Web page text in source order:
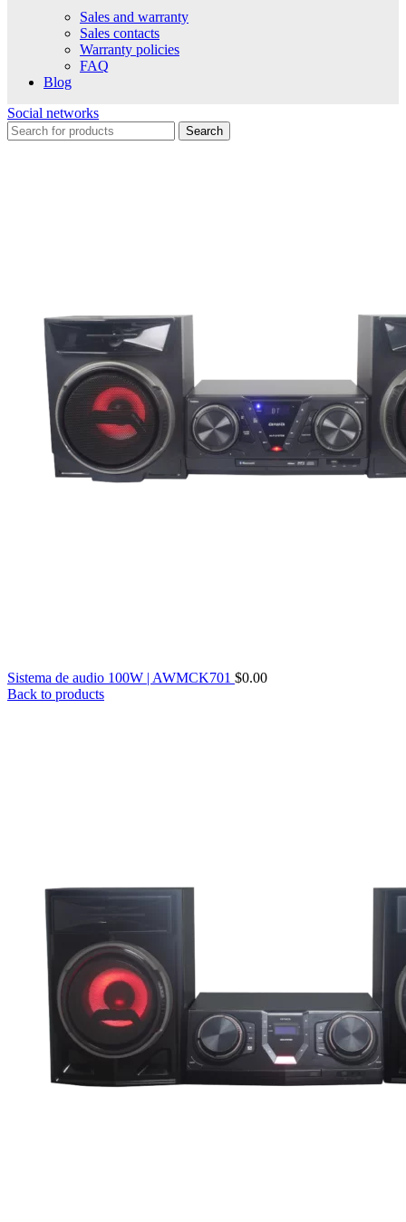
Sales and warranty
Sales contacts
Warranty policies
FAQ
Blog
Social networks
Search
Sistema de audio 100W | AWMCK701 $0.00
Back to products